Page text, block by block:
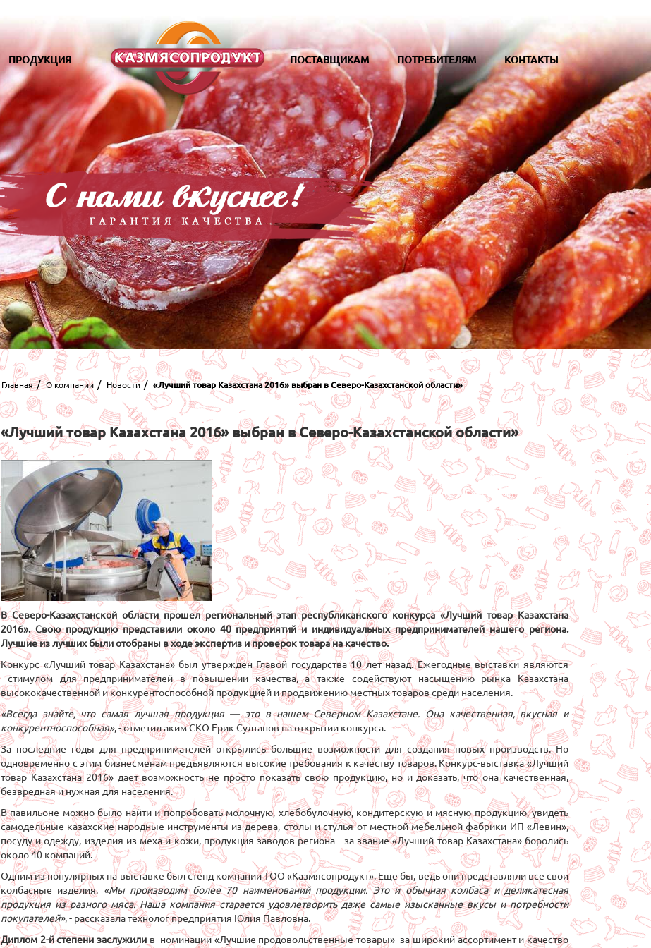
ПРОДУКЦИЯ КОНТАКТЫ
ПОТРЕБИТЕЛЯМ
ПОСТАВЩИКАМ
Главная О компании Новости «Лучший товар Казахстана 2016» выбран в Северо-Казахстанской области»
«Лучший товар Казахстана 2016» выбран в Северо-Казахстанской области»
В Северо-Казахстанской области прошел региональный этап республиканского конкурса «Лучший товар Казахстана
2016». Свою продукцию представили около 40 предприятий и индивидуальных предпринимателей нашего региона.
Лучшие из лучших были отобраны в ходе экспертиз и проверок товара на качество.
Конкурс «Лучший товар Казахстана» был утвержден Главой государства 10 лет назад. Ежегодные выставки являются
стимулом для предпринимателей в повышении качества, а также содействуют насыщению рынка Казахстана
высококачественной и конкурентоспособной продукцией и продвижению местных товаров среди населения.
«Всегда знайте, что самая лучшая продукция — это в нашем Северном Казахстане. Она качественная, вкусная и
конкурентноспособная», - отметил аким СКО Ерик Султанов на открытии конкурса.
За последние годы для предпринимателей открылись большие возможности для создания новых производств. Но
одновременно с этим бизнесменам предъявляются высокие требования к качеству товаров. Конкурс-выставка «Лучший
товар Казахстана 2016» дает возможность не просто показать свою продукцию, но и доказать, что она качественная,
безвредная и нужная для населения.
В павильоне можно было найти и попробовать молочную, хлебобулочную, кондитерскую и мясную продукцию, увидеть
самодельные казахские народные инструменты из дерева, столы и стулья от местной мебельной фабрики ИП «Левин»,
посуду и одежду, изделия из меха и кожи, продукция заводов региона - за звание «Лучший товар Казахстана» боролись
около 40 компаний.
Одним из популярных на выставке был стенд компании ТОО «Казмясопродукт». Еще бы, ведь они представляли все свои
колбасные изделия. «Мы производим более 70 наименований продукции. Это и обычная колбаса и деликатесная
продукция из разного мяса. Наша компания старается удовлетворить даже самые изысканные вкусы и потребности
покупателей», - рассказала технолог предприятия Юлия Павловна.
Диплом 2-й степени заслужили в номинации «Лучшие продовольственные товары» за широкий ассортимент и качество